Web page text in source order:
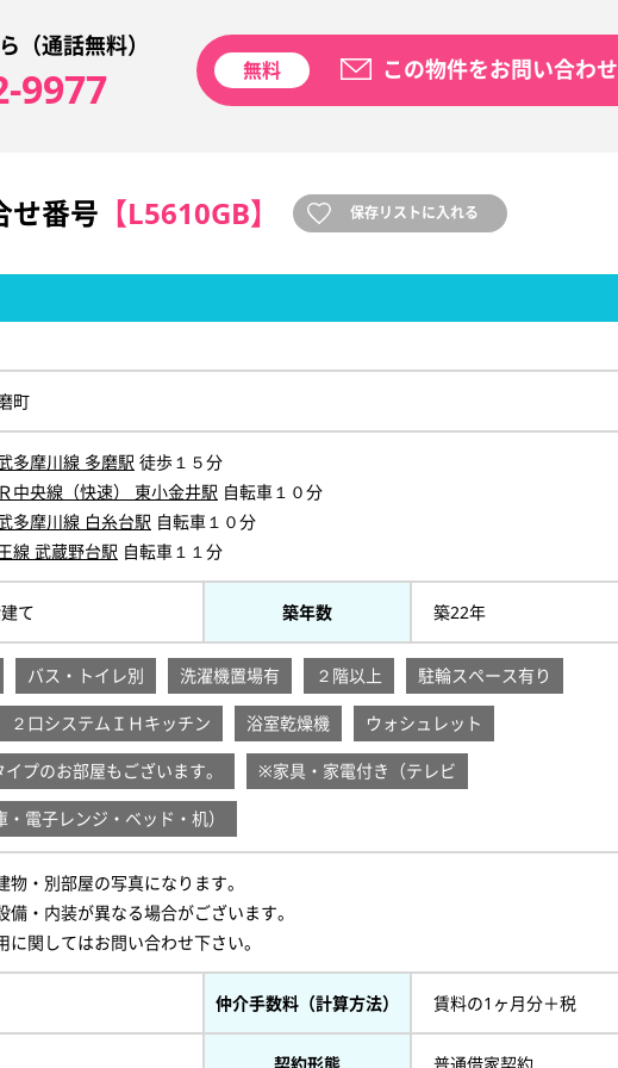
（通話無料）
9977 無料 この物件をお問い合わせ
せ番号 【L5610GB】 保存リストに入れる
町
多摩川線 多磨駅 徒歩１５分
中央線（快速） 東小金井駅 自転車１０分
多摩川線 白糸台駅 自転車１０分
線 武蔵野台駅 自転車１１分
て 築年数 築22年
バス・トイレ別 洗濯機置場有 ２階以上 駐輪スペース有り
２口システムＩＨキッチン 浴室乾燥機 ウォシュレット
プのお部屋もございます。 ※家具・家電付き（テレビ
電子レンジ・ベッド・机）
・別部屋の写真になります。
・内装が異なる場合がございます。
関してはお問い合わせ下さい。
仲介手数料（計算方法） 賃料の1ヶ月分＋税